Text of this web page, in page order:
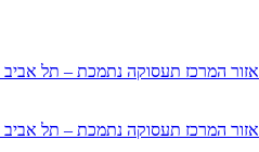
המרכז תעסוקה נתמכת – תל אביב
המרכז תעסוקה נתמכת – תל אביב